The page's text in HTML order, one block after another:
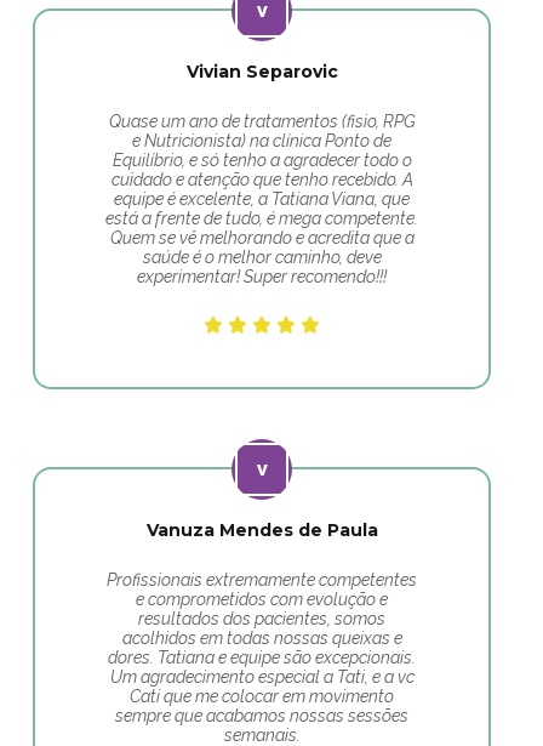
Vivian Separovic
Quase um ano de tratamentos (fisio, RPG
e Nutricionista) na clínica Ponto de
Equilíbrio, e só tenho a agradecer todo o
cuidado e atenção que tenho recebido. A
equipe é excelente, a Tatiana Viana, que
está a frente de tudo, é mega competente.
Quem se vê melhorando e acredita que a
saúde é o melhor caminho, deve
experimentar! Super recomendo!!!
Vanuza Mendes de Paula
Profissionais extremamente competentes
e comprometidos com evolução e
resultados dos pacientes, somos
acolhidos em todas nossas queixas e
dores. Tatiana e equipe são excepcionais.
Um agradecimento especial a Tati, e a vc
Cati que me colocar em movimento
sempre que acabamos nossas sessões
semanais.